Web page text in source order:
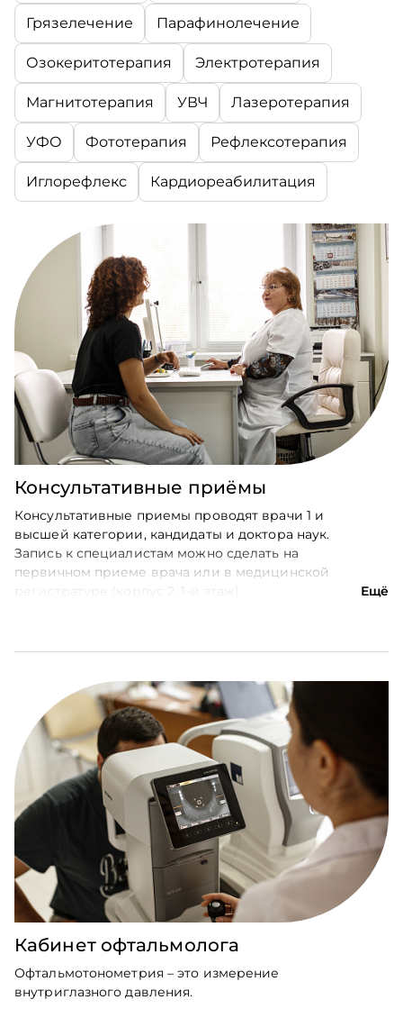
Грязелечение Парафинолечение
Озокеритотерапия Электротерапия
Магнитотерапия УВЧ Лазеротерапия
УФО Фототерапия Рефлексотерапия
Иглорефлекс Кардиореабилитация
Консультативные приёмы
Ещё
Консультативные приемы проводят врачи 1 и
высшей категории, кандидаты и доктора наук.
Запись к специалистам можно сделать на
первичном приеме врача или в медицинской
регистратуре (корпус 2, 1-й этаж).
Кабинет офтальмолога
Офтальмотонометрия – это измерение
внутриглазного давления.